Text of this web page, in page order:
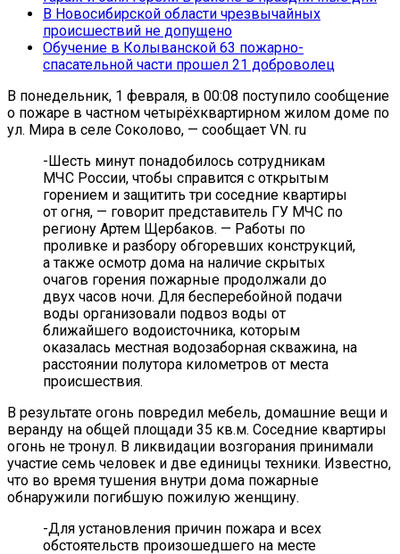
В Новосибирской области чрезвычайных
происшествий не допущено
Обучение в Колыванской 63 пожарно-
спасательной части прошел 21 доброволец
В понедельник, 1 февраля, в 00:08 поступило сообщение
о пожаре в частном четырёхквартирном жилом доме по
ул. Мира в селе Соколово, — сообщает VN. ru
-Шесть минут понадобилось сотрудникам
МЧС России, чтобы справится с открытым
горением и защитить три соседние квартиры
от огня, — говорит представитель ГУ МЧС по
региону Артем Щербаков. — Работы по
проливке и разбору обгоревших конструкций,
а также осмотр дома на наличие скрытых
очагов горения пожарные продолжали до
двух часов ночи. Для бесперебойной подачи
воды организовали подвоз воды от
ближайшего водоисточника, которым
оказалась местная водозаборная скважина, на
расстоянии полутора километров от места
происшествия.
В результате огонь повредил мебель, домашние вещи и
веранду на общей площади 35 кв.м. Соседние квартиры
огонь не тронул. В ликвидации возгорания принимали
участие семь человек и две единицы техники. Известно,
что во время тушения внутри дома пожарные
обнаружили погибшую пожилую женщину.
-Для установления причин пожара и всех
обстоятельств произошедшего на месте